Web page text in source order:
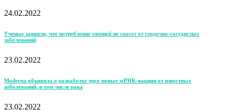
24.02.2022
Ученые заявили, что потребление овощей не спасет от сердечно-сосудистых
заболеваний
23.02.2022
Moderna объявила о разработке трех новых мРНК-вакцин от известных
заболеваний, в том числе рака
23.02.2022